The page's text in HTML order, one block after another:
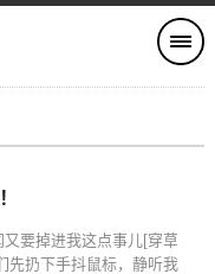
又要掉进我这点事儿[穿草
先扔下手抖鼠标，静听我